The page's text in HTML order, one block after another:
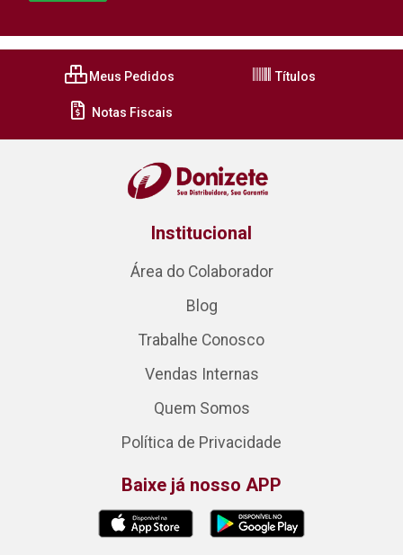
Meus Pedidos Títulos
Notas Fiscais
Institucional
Área do Colaborador
Blog
Trabalhe Conosco
Vendas Internas
Quem Somos
Política de Privacidade
Baixe já nosso APP